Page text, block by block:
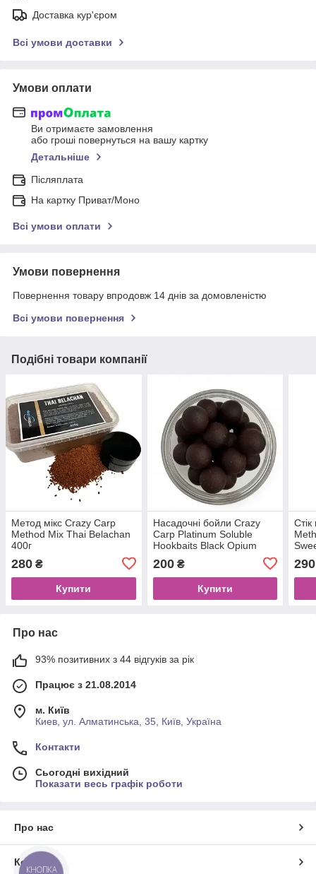
Доставка кур'єром
Всі умови доставки
Умови оплати
Ви отримаєте замовлення
або гроші повернуться на вашу картку
Детальніше
Післяплата
На картку Приват/Моно
Всі умови оплати
Умови повернення
Повернення товару впродовж 14 днів за домовленістю
Всі умови повернення
Подібні товари компанії
Метод мікс Crazy Carp
Method Mix Thai Belachan
400г
280 ₴
Купити
Насадочні бойли Crazy
Carp Platinum Soluble
Hookbaits Black Opium
200₴
Купити
290
Про нас
93% позитивних з 44 відгуків за рік
Працює з 21.08.2014
м. Київ
Киев, ул. Алматинська, 35, Київ, Україна
Контакти
Сьогодні вихідний
Показати весь графік роботи
Про нас
Контакти
КНОПКА